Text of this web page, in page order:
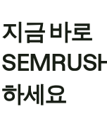
지금 바로
하세요